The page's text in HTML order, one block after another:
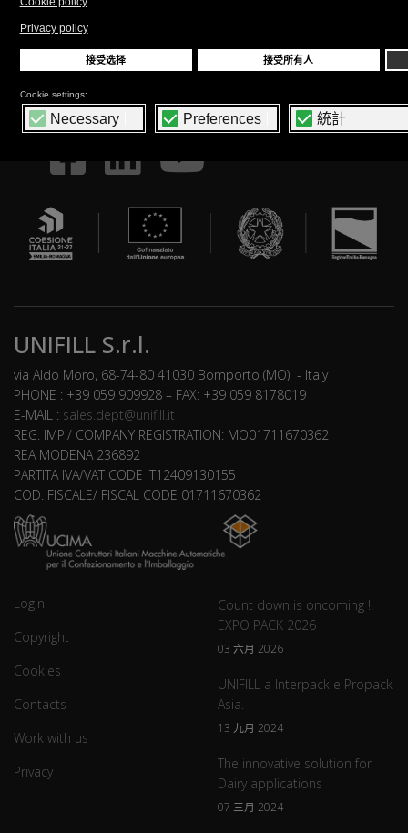
FOLLOW US
UNIFILL S.r.l.
via Aldo Moro, 68-74-80 41030 Bomporto (MO) - Italy
PHONE : +39 059 909928 – FAX: +39 059 8178019
E-MAIL : sales.dept@unifill.it
REG. IMP./ COMPANY REGISTRATION: MO01711670362
REA MODENA 236892
PARTITA IVA/VAT CODE IT12409130155
COD. FISCALE/ FISCAL CODE 01711670362
Login
Copyright
Cookies
Contacts
Work with us
Privacy
Count down is oncoming !!
EXPO PACK 2026
03 六月 2026
UNIFILL a Interpack e Propack
Asia.
13 九月 2024
The innovative solution for
Dairy applications
07 三月 2024